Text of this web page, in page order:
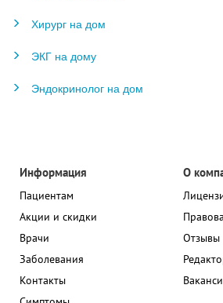
Хирург на дом
ЭКГ на дому
Эндокринолог на дом
Информация
Пациентам
Акции и скидки
Врачи
Заболевания
Контакты
О
Отзывы